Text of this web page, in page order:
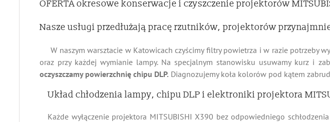
OFERTA okresowe konserwacje i czyszczenie projektorów
Nasze usługi przedłużają pracę rzutników, projektorów
W naszym warsztacie w Katowicach czyścimy filtry powietrza i w razie potrzeby
oraz przy każdej wymianie lampy. Na specjalnym stanowisku usuwamy kurz i
oczyszczamy powierzchnię chipu DLP. Diagnozujemy koła kolorów pod kątem
Układ chłodzenia lampy, chipu DLP i elektroniki projektora
Każde wyłączenie projektora MITSUBISHI X390 bez odpowiedniego